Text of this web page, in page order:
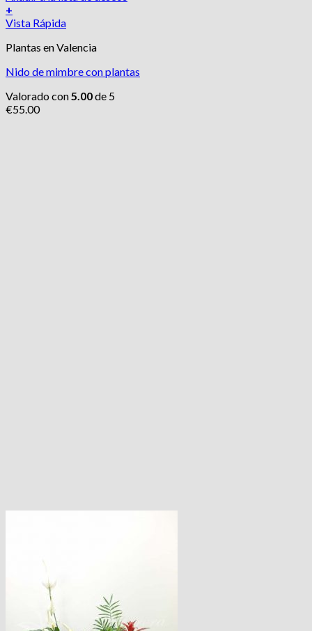
+
Vista Rápida
Plantas en Valencia
Nido de mimbre con plantas
Valorado con5.00de 5
€55.00